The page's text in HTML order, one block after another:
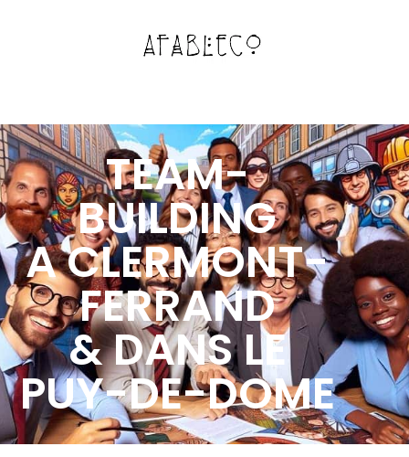
TEAM-
BUILDING
A CLERMONT-
FERRAND
& DANS LE
PUY-DE-DOME